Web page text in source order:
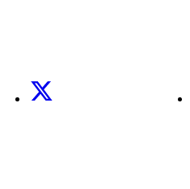
X